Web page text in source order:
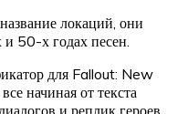
локаций, они
50-х годах песен.
для Fallout: New
начиная от текста
и реплик героев.